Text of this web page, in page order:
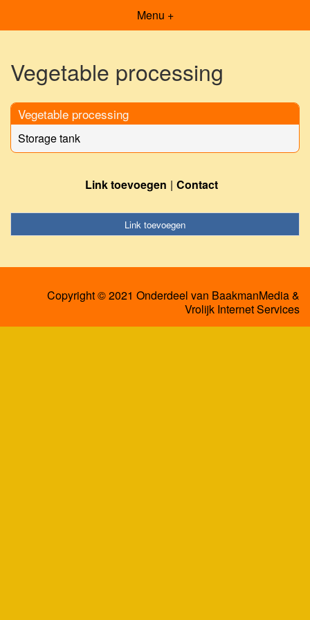
Menu +
Vegetable processing
Vegetable processing
Storage tank
Link toevoegen Contact
Link toevoegen
Copyright © 2021 Onderdeel van BaakmanMedia&
Vrolijk Internet Services